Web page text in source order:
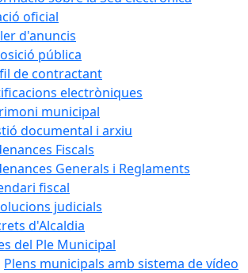
oficial
d'anuncis
pública
de contractant
electròniques
municipal
documental i arxiu
Fiscals
Generals i Reglaments
fiscal
judicials
d'Alcaldia
del Ple Municipal
Plens municipals amb sistema de vídeo